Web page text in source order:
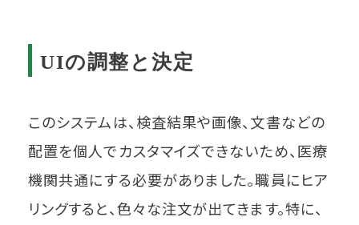
UIの調整と決定
このシステムは、検査結果や画像、文書などの
配置を個人でカスタマイズできないため、医療
機関共通にする必要がありました。職員にヒア
リングすると、色々な注文が出てきます。特に、